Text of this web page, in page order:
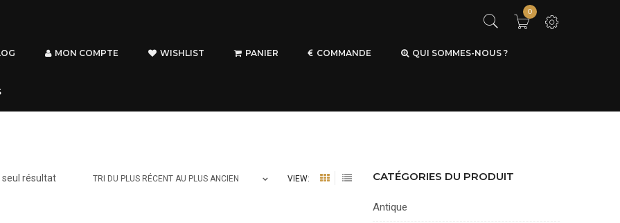
0
MON COMPTE WISHLIST PANIER COMMANDE QUI SOMMES-NOUS ?
seul résultat TRI DU PLUS RÉCENT AU PLUS ANCIEN VIEW: CATÉGORIES DU PRODUIT
Antique